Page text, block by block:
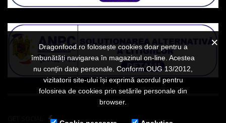
Dragonfood.ro folosește cookies doar pentru a
îmbunătăți navigarea în magazinul on-line. Acestea
nu conțin date personale. Conform OUG 13/2012,
vizitatorii site-ului își exprimă acordul pentru
folosirea de cookies prin setările personale din
browser.